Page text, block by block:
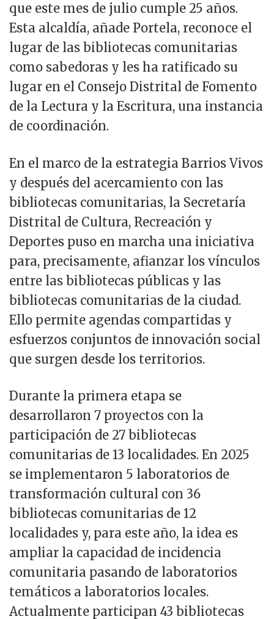
que este mes de julio cumple 25 años.
Esta alcaldía, añade Portela, reconoce el
lugar de las bibliotecas comunitarias
como sabedoras y les ha ratificado su
lugar en el Consejo Distrital de Fomento
de la Lectura y la Escritura, una instancia
de coordinación.
En el marco de la estrategia Barrios Vivos
y después del acercamiento con las
bibliotecas comunitarias, la Secretaría
Distrital de Cultura, Recreación y
Deportes puso en marcha una iniciativa
para, precisamente, afianzar los vínculos
entre las bibliotecas públicas y las
bibliotecas comunitarias de la ciudad.
Ello permite agendas compartidas y
esfuerzos conjuntos de innovación social
que surgen desde los territorios.
Durante la primera etapa se
desarrollaron 7 proyectos con la
participación de 27 bibliotecas
comunitarias de 13 localidades. En 2025
se implementaron 5 laboratorios de
transformación cultural con 36
bibliotecas comunitarias de 12
localidades y, para este año, la idea es
ampliar la capacidad de incidencia
comunitaria pasando de laboratorios
temáticos a laboratorios locales.
Actualmente participan 43 bibliotecas